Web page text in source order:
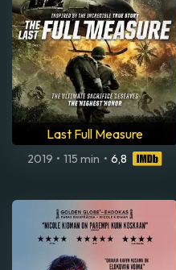
Last Full Measure
2019 • 115 min • 6,8